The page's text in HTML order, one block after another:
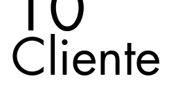
Cliente